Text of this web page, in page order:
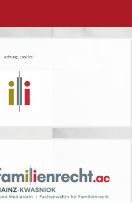
Achtung, Cookies!